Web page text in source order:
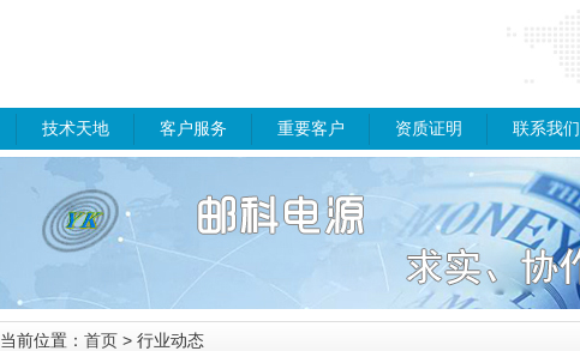
技术天地 客户服务 重要客户 资质证明 联系我们
当前位置： 首页 > 行业动态